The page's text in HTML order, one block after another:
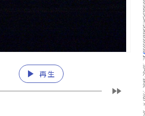
play_arrow 再生
fast_forward